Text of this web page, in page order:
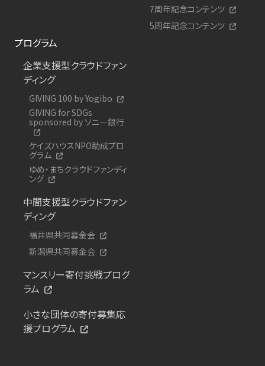
7周年記念コンテンツ
5周年記念コンテンツ
プログラム
企業支援型クラウドファン
ディング
GIVING 100 by Yogibo
GIVING for SDGs
sponsored by ソニー銀行
ケイズハウスNPO助成プロ
グラム
ゆめ・まちクラウドファンディ
ング
中間支援型クラウドファン
ディング
福井県共同募金会
新潟県共同募金会
マンスリー寄付挑戦プログ
ラム
小さな団体の寄付募集応
援プログラム